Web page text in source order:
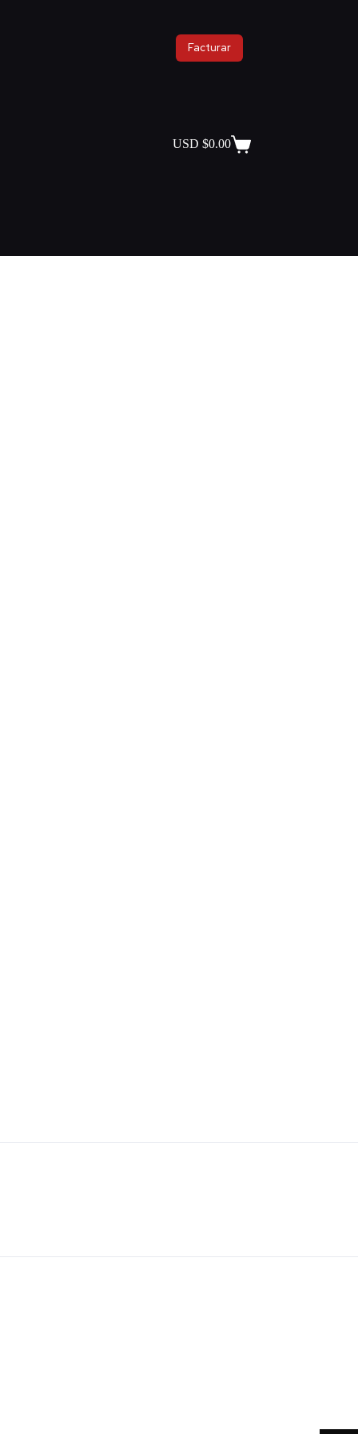
Facturar
USD $0.00